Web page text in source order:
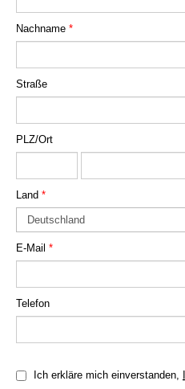
Nachname *
Straße
PLZ/Ort
Land *
E-Mail *
Telefon
Ich erkläre mich einverstanden,